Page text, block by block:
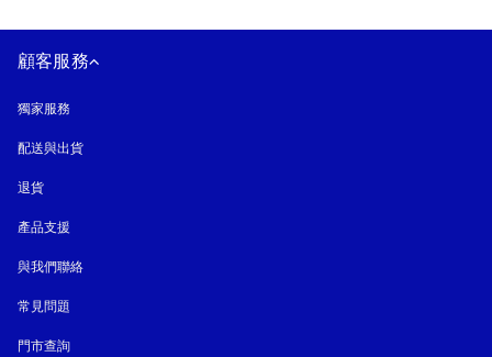
顧客服務
獨家服務
配送與出貨
退貨
產品支援
與我們聯絡
常見問題
門市查詢